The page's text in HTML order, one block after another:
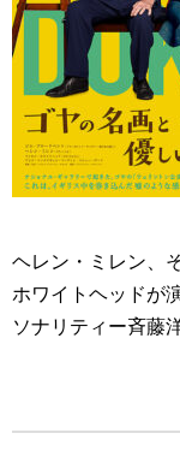
ヘレン・ミレン、
ホワイトヘッドが
ソナリティー斉藤